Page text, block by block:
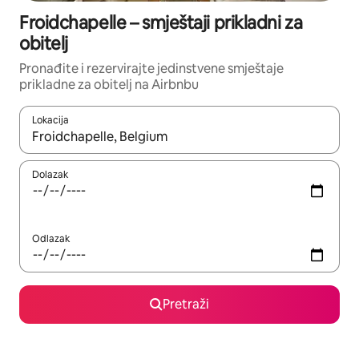
Froidchapelle – smještaji prikladni za
obitelj
Pronađite i rezervirajte jedinstvene smještaje
prikladne za obitelj na Airbnbu
Lokacija
Kada budu dostupni rezultati, moći ćete ih pregledati
Dolazak
Odlazak
Pretraži